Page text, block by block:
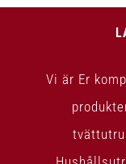
Vi är Er